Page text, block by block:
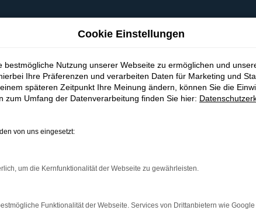
bestimmter Seiten verhindern. Funktioniert die Seite
Cookie Einstellungen
bestmögliche Nutzung unserer Webseite zu ermöglichen und
Ihre Präferenzen und verarbeiten Daten für Marketing und
späteren Zeitpunkt Ihre Meinung ändern, können Sie die
zum Umfang der Datenverarbeitung finden Sie hier:
von uns eingesetzt:
um die Kernfunktionalität der Webseite zu gewährleisten.
Funktionalität der Webseite. Services von Drittanbietern wie